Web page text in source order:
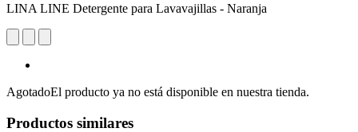
LINA LINE Detergente para Lavavajillas - Naranja
AgotadoEl producto ya no está disponible en nuestra tienda.
Productos similares